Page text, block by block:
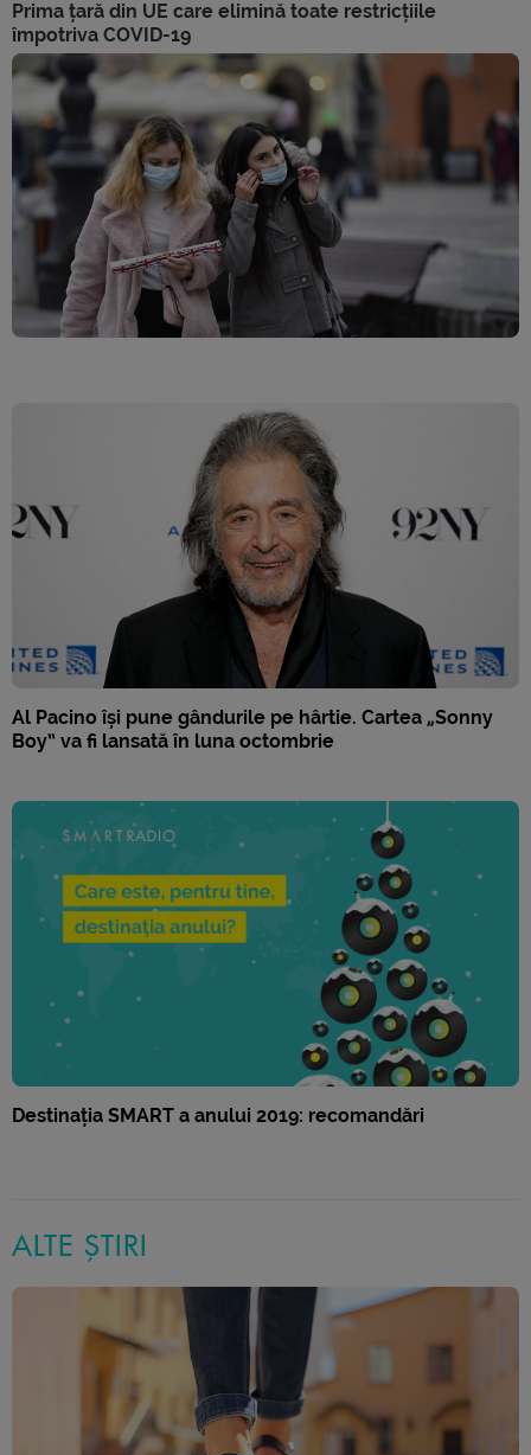
Prima țară din UE care elimină toate restricțiile
împotriva COVID-19
Al Pacino își pune gândurile pe hârtie. Cartea „Sonny
Boy” va fi lansată în luna octombrie
Destinația SMART a anului 2019: recomandări
ALTE ȘTIRI